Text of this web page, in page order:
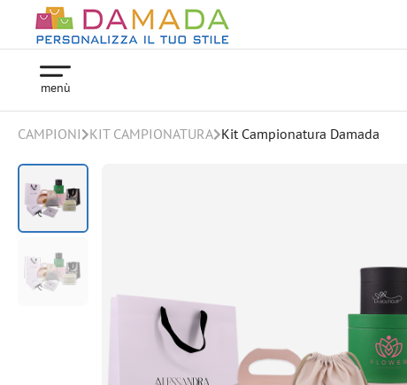
menù
CAMPIONI KIT CAMPIONATURA Kit Campionatura Damada